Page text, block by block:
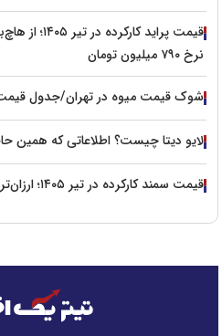
نرخ ۷۹۰ میلیون تومان
شوک قیمت میوه در تهران/جدول قیمت عمده میوه
لایو دیتا چیست؟ اطلاعاتی که همین
قیمت سمند کارکرده در تیر ۱۴۰۵؛ ارزان‌ترین سمند بازار چند شد؟